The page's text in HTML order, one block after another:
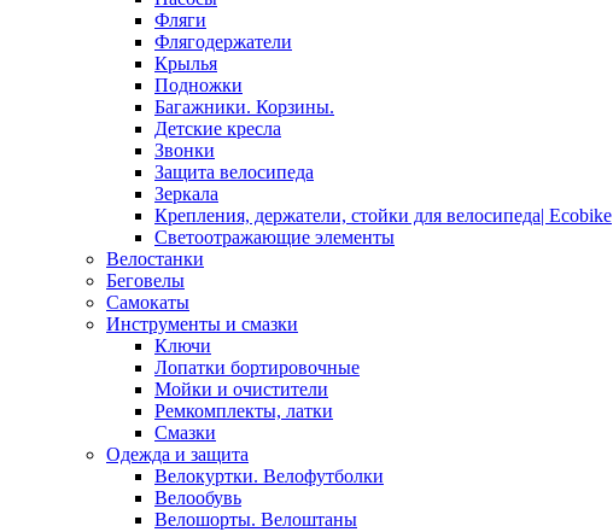
Фляги
Флягодержатели
Крылья
Подножки
Багажники. Корзины.
Детские кресла
Звонки
Защита велосипеда
Зеркала
Крепления, держатели, стойки для велосипеда| Ecobike
Светоотражающие элементы
Велостанки
Беговелы
Самокаты
Инструменты и смазки
Ключи
Лопатки бортировочные
Мойки и очистители
Ремкомплекты, латки
Смазки
Одежда и защита
Велокуртки. Велофутболки
Велообувь
Велошорты. Велоштаны